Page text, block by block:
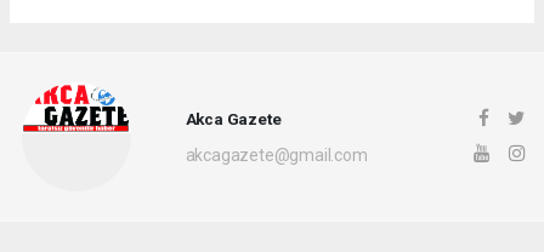
Akca Gazete
akcagazete@gmail.com